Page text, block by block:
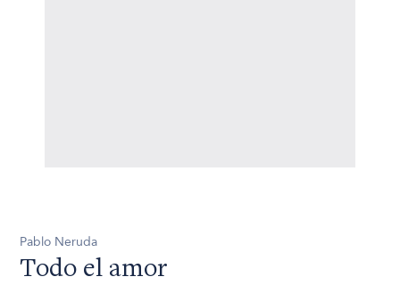
Pablo Neruda
Todo el amor